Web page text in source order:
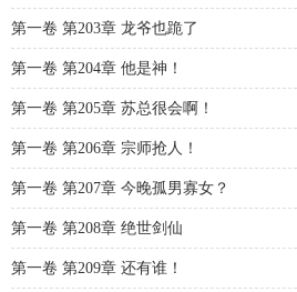
第一卷 第203章 龙爷也跪了
第一卷 第204章 他是神！
第一卷 第205章 苏总很会啊！
第一卷 第206章 宗师抢人！
第一卷 第207章 今晚孤男寡女？
第一卷 第208章 绝世剑仙
第一卷 第209章 还有谁！